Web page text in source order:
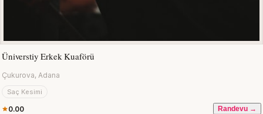
Üniverstiy Erkek Kuaförü
Çukurova, Adana
Saç Kesimi
0.00 Randevu →